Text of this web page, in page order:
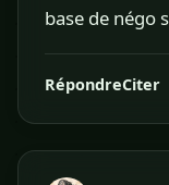
base de négo
RépondreCiter